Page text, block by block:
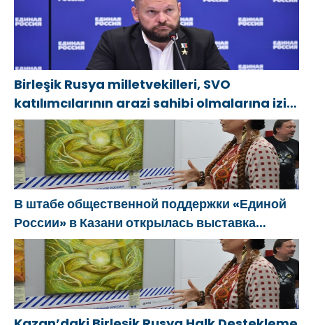
Birleşik Rusya milletvekilleri, SVO
katılımcılarının arazi sahibi olmalarına izin
verecek yasal düzenlemeler üzerinde
çalışacaklar
В штабе общественной поддержки «Единой
России» в Казани открылась выставка
философской живописи